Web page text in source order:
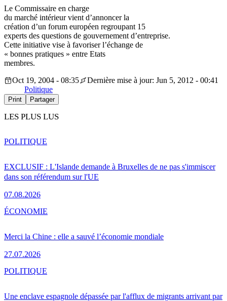
Le Commissaire en charge
du marché intérieur vient d’annoncer la
création d’un forum européen regroupant 15
experts des questions de gouvernement d’entreprise.
Cette initiative vise à favoriser l’échange de
« bonnes pratiques » entre Etats
membres.
Oct 19, 2004 - 08:35
Dernière mise à jour: Jun 5, 2012 - 00:41
Politique
Print Partager
LES PLUS LUS
EXCLUSIF : L'Islande demande à Bruxelles de ne pas s'immiscer
dans son référendum sur l'UE
07.08.2026
POLITIQUE
Merci la Chine : elle a sauvé l’économie mondiale
27.07.2026
ÉCONOMIE
Une enclave espagnole dépassée par l'afflux de migrants arrivant par
POLITIQUE